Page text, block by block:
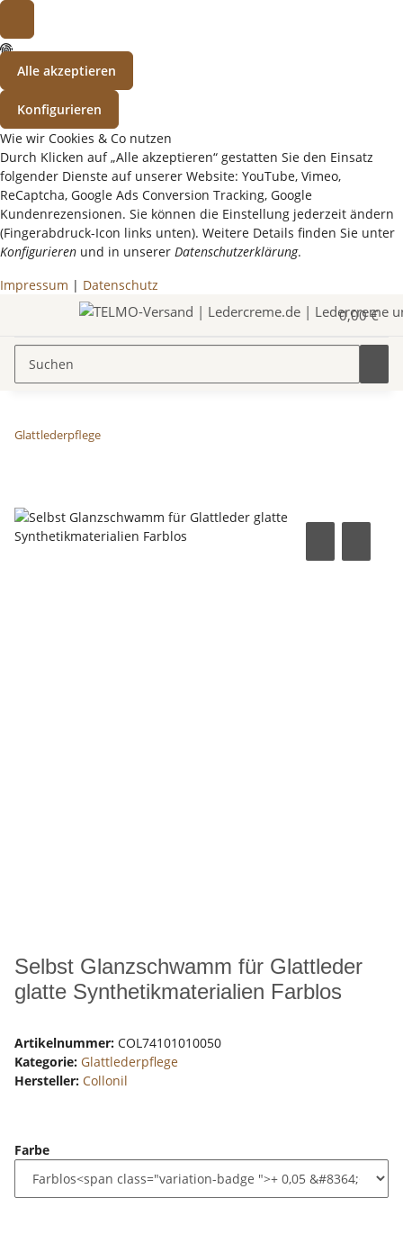
Alle akzeptieren
Konfigurieren
Wie wir Cookies & Co nutzen
Durch Klicken auf „Alle akzeptieren“ gestatten Sie den Einsatz
folgender Dienste auf unserer Website: YouTube, Vimeo,
ReCaptcha, Google Ads Conversion Tracking, Google
Kundenrezensionen. Sie können die Einstellung jederzeit ändern
(Fingerabdruck-Icon links unten). Weitere Details finden Sie unter
Konfigurieren und in unserer Datenschutzerklärung.
Impressum | Datenschutz
0,00 €
Glattlederpflege
Selbst Glanzschwamm für Glattleder
glatte Synthetikmaterialien Farblos
Artikelnummer: COL74101010050
Kategorie: Glattlederpflege
Hersteller: Collonil
Farbe